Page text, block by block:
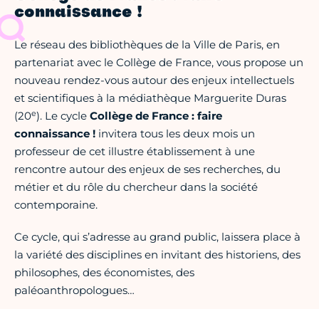
connaissance !
Le réseau des bibliothèques de la Ville de Paris, en
partenariat avec le Collège de France, vous propose un
nouveau rendez-vous autour des enjeux intellectuels
et scientifiques à la médiathèque Marguerite Duras
(20e). Le cycle Collège de France : faire
connaissance ! invitera tous les deux mois un
professeur de cet illustre établissement à une
rencontre autour des enjeux de ses recherches, du
métier et du rôle du chercheur dans la société
contemporaine.
Ce cycle, qui s’adresse au grand public, laissera place à
la variété des disciplines en invitant des historiens, des
philosophes, des économistes, des
paléoanthropologues…